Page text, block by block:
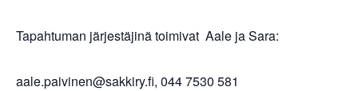
Tapahtuman järjestäjinä toimivat Aale ja Sara:
aale.paivinen@sakkiry.fi, 044 7530 581